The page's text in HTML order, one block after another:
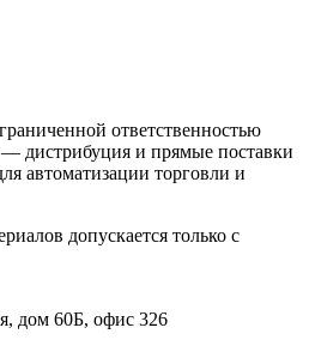
ответственностью
и прямые поставки
автоматизации торговли и
допускается только с
дом 60Б, офис 326